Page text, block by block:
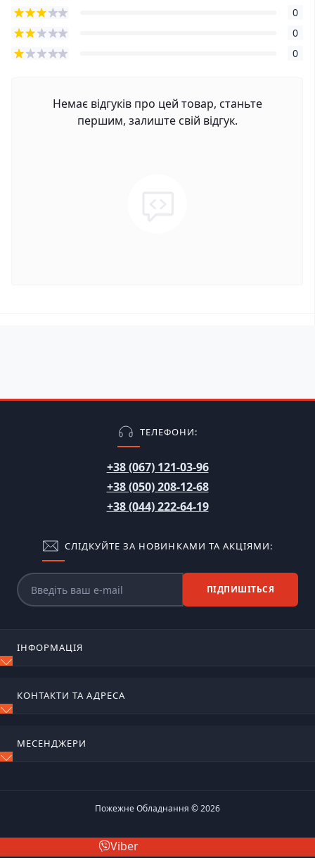
0
0
0
Немає відгуків про цей товар, станьте
першим, залиште свій відгук.
ТЕЛЕФОНИ:
+38 (067) 121-03-96
+38 (050) 208-12-68
+38 (044) 222-64-19
СЛІДКУЙТЕ ЗА НОВИНКАМИ ТА АКЦІЯМИ:
ПІДПИШІТЬСЯ
ІНФОРМАЦІЯ
Відгуки
КОНТАКТИ ТА АДРЕСА
МЕСЕНДЖЕРИ
Пожежне Обладнання © 2026
Viber